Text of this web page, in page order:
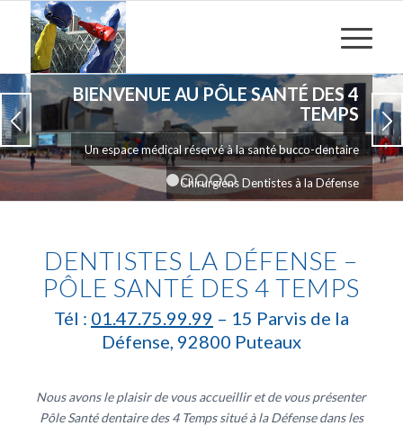
BIENVENUE AU PÔLE SANTÉ DES 4
TEMPS
Un espace médical réservé à la santé bucco-dentaire
Chirurgiens Dentistes à la Défense
1 2 3 4 5
DENTISTES LA DÉFENSE –
PÔLE SANTÉ DES 4 TEMPS
Tél : 01.47.75.99.99 – 15 Parvis de la
Défense, 92800 Puteaux
Nous avons le plaisir de vous accueillir et de vous présenter
Pôle Santé dentaire des 4 Temps situé à la Défense dans les